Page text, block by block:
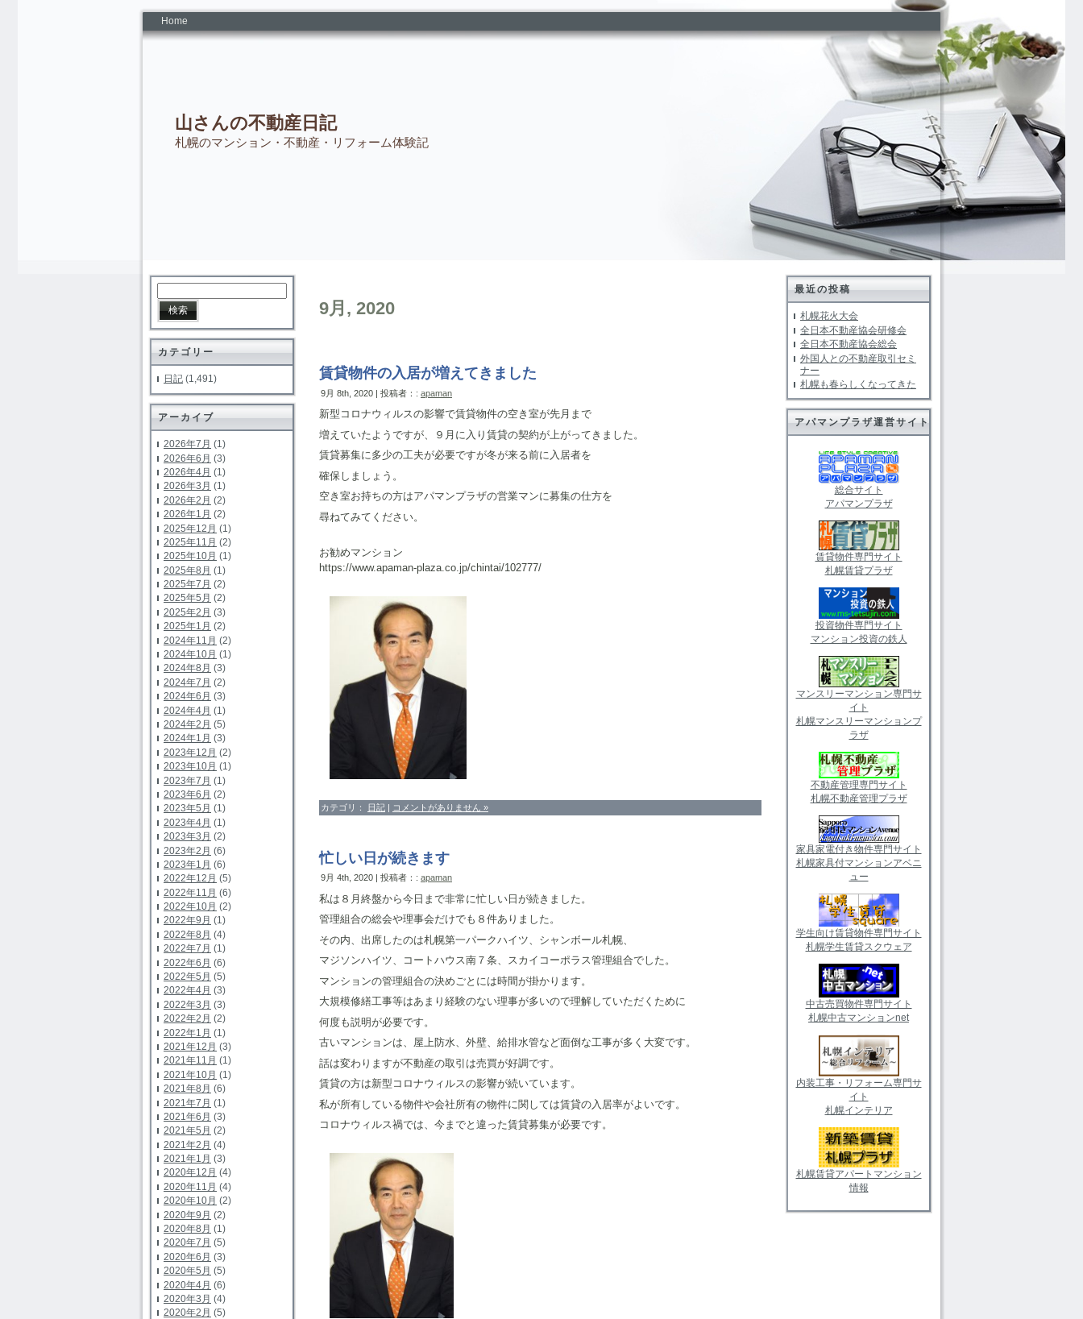
Home
山さんの不動産日記
札幌のマンション・不動産・リフォーム体験記
カテゴリー
日記 (1,491)
アーカイブ
2026年7月 (1)
2026年6月 (3)
2026年4月 (1)
2026年3月 (1)
2026年2月 (2)
2026年1月 (2)
2025年12月 (1)
2025年11月 (2)
2025年10月 (1)
2025年8月 (1)
2025年7月 (2)
2025年5月 (2)
2025年2月 (3)
2025年1月 (2)
2024年11月 (2)
2024年10月 (1)
2024年8月 (3)
2024年7月 (2)
2024年6月 (3)
2024年4月 (1)
2024年2月 (5)
2024年1月 (3)
2023年12月 (2)
2023年10月 (1)
2023年7月 (1)
2023年6月 (2)
2023年5月 (1)
2023年4月 (1)
2023年3月 (2)
2023年2月 (6)
2023年1月 (6)
2022年12月 (5)
2022年11月 (6)
2022年10月 (2)
2022年9月 (1)
2022年8月 (4)
2022年7月 (1)
2022年6月 (6)
2022年5月 (5)
2022年4月 (3)
2022年3月 (3)
2022年2月 (2)
2022年1月 (1)
2021年12月 (3)
2021年11月 (1)
2021年10月 (1)
2021年8月 (6)
2021年7月 (1)
2021年6月 (3)
2021年5月 (2)
2021年2月 (4)
2021年1月 (3)
2020年12月 (4)
2020年11月 (4)
2020年10月 (2)
2020年9月 (2)
2020年8月 (1)
2020年7月 (5)
2020年6月 (3)
2020年5月 (5)
2020年4月 (6)
2020年3月 (4)
2020年2月 (5)
9月, 2020
賃貸物件の入居が増えてきました
9月 8th, 2020 | 投稿者：: apaman
新型コロナウィルスの影響で賃貸物件の空き室が先月まで
増えていたようですが、９月に入り賃貸の契約が上がってきました。
賃貸募集に多少の工夫が必要ですが冬が来る前に入居者を
確保しましょう。
空き室お持ちの方はアパマンプラザの営業マンに募集の仕方を
尋ねてみてください。
お勧めマンション
https://www.apaman-plaza.co.jp/chintai/102777/
カテゴリ： 日記 | コメントがありません »
忙しい日が続きます
9月 4th, 2020 | 投稿者：: apaman
私は８月終盤から今日まで非常に忙しい日が続きました。
管理組合の総会や理事会だけでも８件ありました。
その内、出席したのは札幌第一パークハイツ、シャンボール札幌、
マジソンハイツ、コートハウス南７条、スカイコーポラス管理組合でした。
マンションの管理組合の決めごとには時間が掛かります。
大規模修繕工事等はあまり経験のない理事が多いので理解していただくために
何度も説明が必要です。
古いマンションは、屋上防水、外壁、給排水管など面倒な工事が多く大変です。
話は変わりますが不動産の取引は売買が好調です。
賃貸の方は新型コロナウィルスの影響が続いています。
私が所有している物件や会社所有の物件に関しては賃貸の入居率がよいです。
コロナウィルス禍では、今までと違った賃貸募集が必要です。
最近の投稿
札幌花火大会
全日本不動産協会研修会
全日本不動産協会総会
外国人との不動産取引セミ
ナー
札幌も春らしくなってきた
アパマンプラザ運営サイト
総合サイト
アパマンプラザ
賃貸物件専門サイト
札幌賃貸プラザ
投資物件専門サイト
マンション投資の鉄人
マンスリーマンション専門サ
イト
札幌マンスリーマンションプ
ラザ
不動産管理専門サイト
札幌不動産管理プラザ
家具家電付き物件専門サイト
札幌家具付マンションアベニ
ュー
学生向け賃貸物件専門サイト
札幌学生賃貸スクウェア
中古売買物件専門サイト
札幌中古マンションnet
内装工事・リフォーム専門サ
イト
札幌インテリア
札幌賃貸アパートマンション
情報